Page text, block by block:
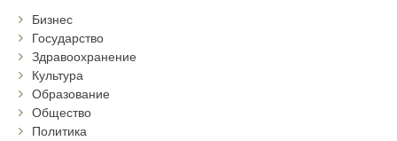
Бизнес
Государство
Здравоохранение
Культура
Образование
Общество
Политика